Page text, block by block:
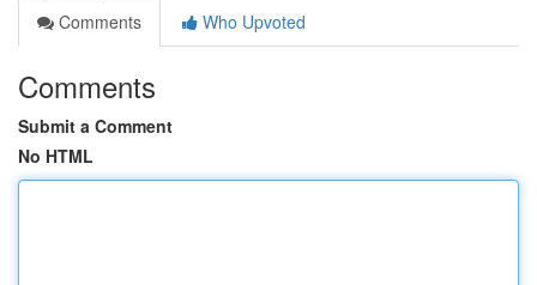
Comments
Who Upvoted
Comments
Submit a Comment
No HTML